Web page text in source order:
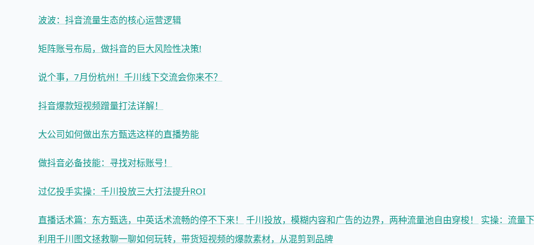
波波：抖音流量生态的核心运营逻辑
矩阵账号布局，做抖音的巨大风险性决策!
说个事，7月份杭州！千川线下交流会你来不？
抖音爆款短视频蹭量打法详解！
大公司如何做出东方甄选这样的直播势能
做抖音必备技能：寻找对标账号！
过亿投手实操：千川投放三大打法提升ROI
直播话术篇：东方甄选，中英话术流畅的停不下来！ 千川投放，模糊内容和广告的边界，两种流量池自由穿梭！
实操：流量
利用千川图文拯救聊一聊如何玩转，带货短视频的爆款素材，从混剪到品牌